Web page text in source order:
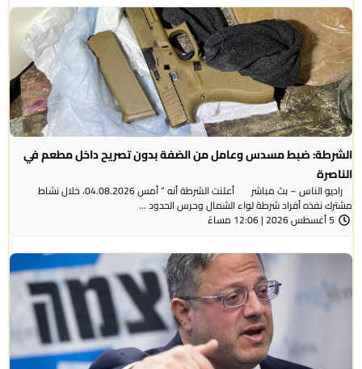
الشرطة: ضبط مسدس وعامل من الضفة بدون تصريح داخل مطعم في
الناصرة
راديو الناس – بث مباشر أعلنت الشرطة أنه ” أمس 04.08.2026، خلال نشاط
مشترك نفذه أفراد شرطة لواء الشمال وحرس الحدود ...
5 أغسطس 2026 | 12:06 مساءً